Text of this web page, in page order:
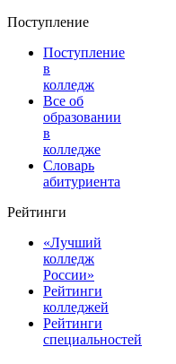
Поступление
Поступление
в
колледж
Все об
образовании
в
колледже
Словарь
абитуриента
Рейтинги
«Лучший
колледж
России»
Рейтинги
колледжей
Рейтинги
специальностей